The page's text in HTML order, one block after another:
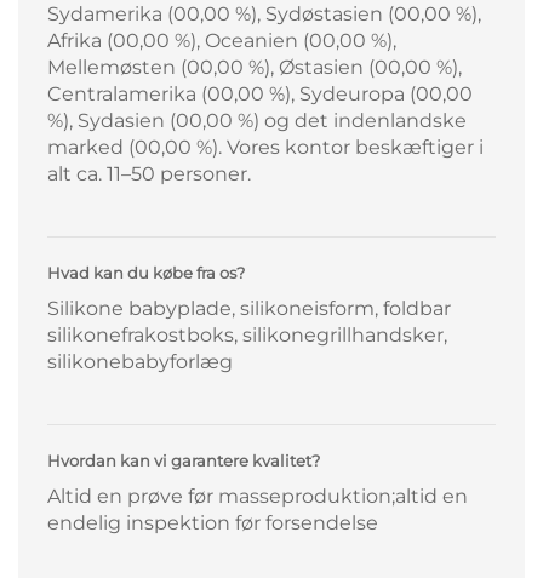
Sydamerika (00,00 %), Sydøstasien (00,00 %),
Afrika (00,00 %), Oceanien (00,00 %),
Mellemøsten (00,00 %), Østasien (00,00 %),
Centralamerika (00,00 %), Sydeuropa (00,00
%), Sydasien (00,00 %) og det indenlandske
marked (00,00 %). Vores kontor beskæftiger i
alt ca. 11–50 personer.
Hvad kan du købe fra os?
Silikone babyplade, silikoneisform, foldbar
silikonefrakostboks, silikonegrillhandsker,
silikonebabyforlæg
Hvordan kan vi garantere kvalitet?
Altid en prøve før masseproduktion;altid en
endelig inspektion før forsendelse